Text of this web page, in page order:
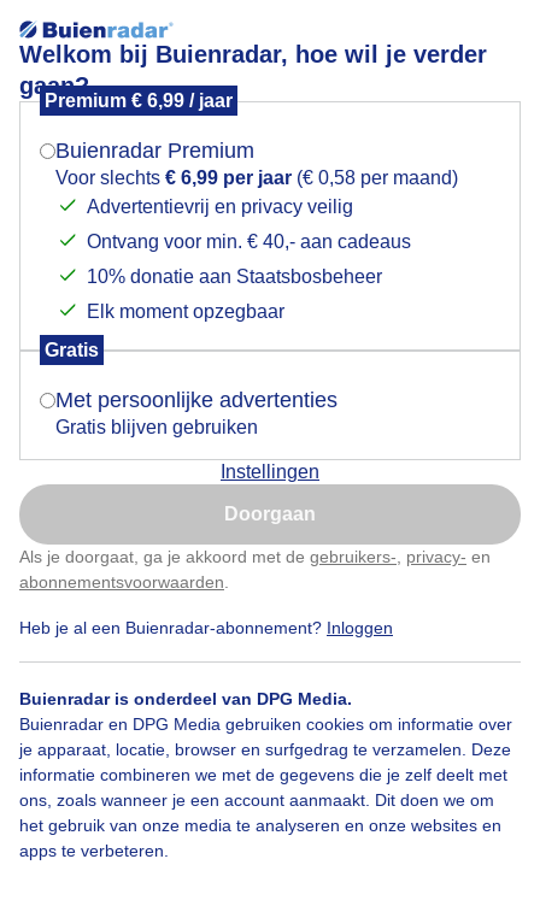
Welkom bij Buienradar, hoe wil je verder
gaan?
Premium € 6,99 / jaar
Buienradar Premium
Voor slechts € 6,99 per jaar (€ 0,58 per maand)
Advertentievrij en privacy veilig
Ontvang voor min. € 40,- aan cadeaus
10% donatie aan Staatsbosbeheer
Elk moment opzegbaar
Gratis
Met persoonlijke advertenties
Gratis blijven gebruiken
Instellingen
Doorgaan
Als je doorgaat, ga je akkoord met de gebruikers- privacy- en
abonnementsvoorwaarden
Heb je al een Buienradar-abonnement? Inloggen
Buienradar is onderdeel van DPG Media.
Buienradar en DPG Media gebruiken cookies om informatie over
je apparaat, locatie, browser en surfgedrag te verzamelen. Deze
informatie combineren we met de gegevens die je zelf deelt met
ons, zoals wanneer je een account aanmaakt. Dit doen we om
het gebruik van onze media te analyseren en onze websites en
apps te verbeteren.
Genieten aan zee
Door: Anne-Marie van Iersel Gemaakt: 09-05-2026, 15x bekeken
Terras Zee Lente Zon
Bekijk slideshow
Mogen we je locatie gebruiken voor het
Indien je hier nog geen akkoord op hebt gegeven,
verschijnt er zo een pop-up uit je browser waarin
Is goed, toon de popup
Nu niet, misschien later
Klik hierom dit aan te passen